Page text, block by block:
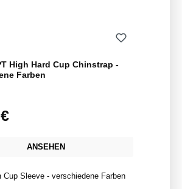
High Hard Cup Chinstrap -
Farben
ANSEHEN